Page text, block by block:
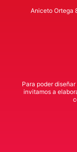
Aniceto Ortega
Para poder
invitamos a